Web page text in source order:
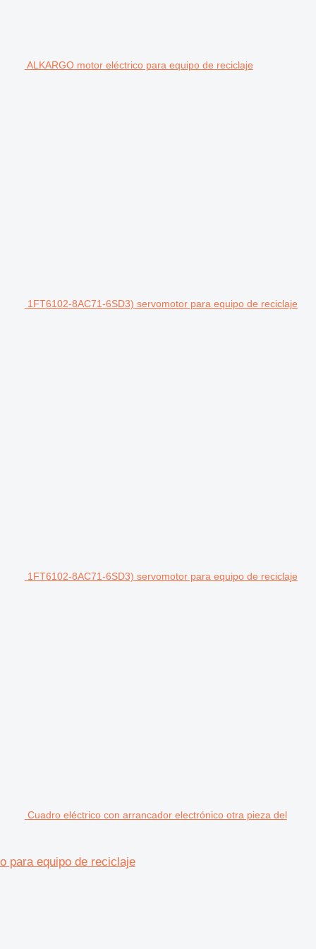
ALKARGO motor eléctrico para equipo de reciclaje
1FT6102-8AC71-6SD3) servomotor para equipo de reciclaje
1FT6102-8AC71-6SD3) servomotor para equipo de reciclaje
Cuadro eléctrico con arrancador electrónico otra pieza del
para equipo de reciclaje